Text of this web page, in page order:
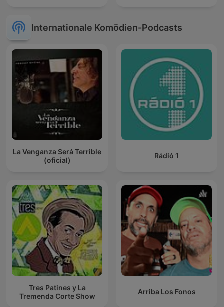
Internationale Komödien-Podcasts
La Venganza Será Terrible
(oficial)
Rádió 1
Tres Patines y La
Tremenda Corte Show
Arriba Los Fonos